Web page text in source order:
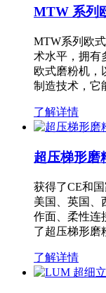
MTW 系列
MTW系列欧
术水平，拥有
欧式磨粉机，
制造技术，它
了解详情
超压梯形磨
获得了CE和
美国、英国、
作面、柔性连
了超压梯形
了解详情